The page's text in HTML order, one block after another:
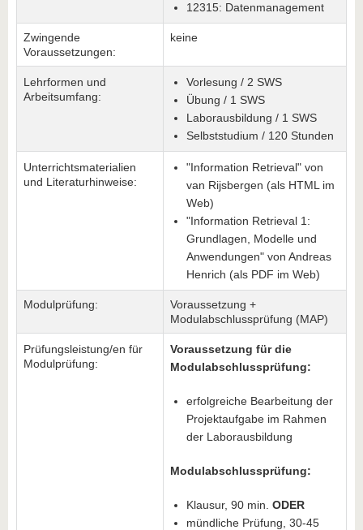
12315: Datenmanagement
Zwingende
Voraussetzungen:
keine
Lehrformen und
Arbeitsumfang:
Vorlesung / 2 SWS
Übung / 1 SWS
Laborausbildung / 1 SWS
Selbststudium / 120 Stunden
Unterrichtsmaterialien
und Literaturhinweise:
"Information Retrieval" von
van Rijsbergen (als HTML im
Web)
"Information Retrieval 1:
Grundlagen, Modelle und
Anwendungen" von Andreas
Henrich (als PDF im Web)
Modulprüfung:
Voraussetzung +
Modulabschlussprüfung (MAP)
Prüfungsleistung/en für
Modulprüfung:
Voraussetzung für die
Modulabschlussprüfung:
erfolgreiche Bearbeitung der
Projektaufgabe im Rahmen
der Laborausbildung
Modulabschlussprüfung:
Klausur, 90 min. ODER
mündliche Prüfung, 30-45